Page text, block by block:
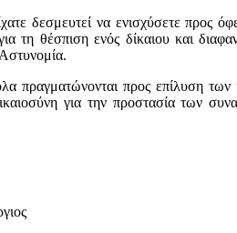
δεσμευτεί να ενισχύσετε προς
τη θέσπιση ενός δίκαιου και
πραγματώνονται προς επίλυση
για την προστασία των